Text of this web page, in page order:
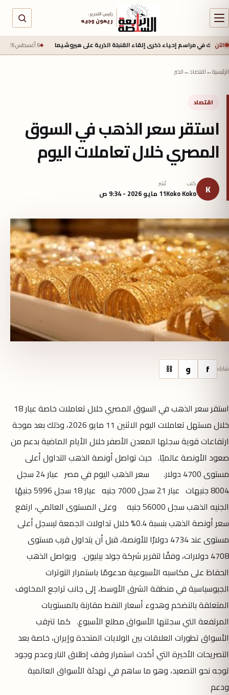
رئيس التحرير :
ريمون وجيه
الآن إحياء ذكرى إلقاء القنبلة الذرية على هيروشيما 6 أغسطس 2026 - 6:50 ص
الرئيسية←اقتصاد←الخبر
اقتصاد
استقر سعر الذهب في السوق
المصري خلال تعاملات اليوم
K كتب
Koko Koko
نُشر
11 مايو 2026 - 9:34 ص
شارك f و ⛓
استقر سعر الذهب في السوق المصري خلال تعاملات خاصة عيار 18
خلال مستهل تعاملات اليوم الاثنين 11 مايو 2026، وذلك بعد موجة
ارتفاعات قوية سجلها المعدن الأصفر خلال الأيام الماضية بدعم من
صعود الأونصة عالميًا. حيث تواصل أونصة الذهب التداول أعلى
مستوى 4700 دولار. سعر الذهب اليوم في مصر عيار 24 سجل
8004 جنيهات عيار 21 سجل 7000 جنيه عيار 18 سجل 5996 جنيهًا
الجنيه الذهب سجل 56000 جنيه وعلى المستوى العالمي، ارتفع
سعر أونصة الذهب بنسبة 0.4% خلال تداولات الجمعة ليسجل أعلى
مستوى عند 4734 دولارًا للأونصة، قبل أن يتداول قرب مستوى
4708 دولارات، وفقًا لتقرير شركة جولد بيليون. ويواصل الذهب
الحفاظ على مكاسبه الأسبوعية مدعومًا باستمرار التوترات
الجيوسياسية في منطقة الشرق الأوسط، إلى جانب تراجع المخاوف
المتعلقة بالتضخم وهدوء أسعار النفط مقارنة بالمستويات
المرتفعة التي سجلتها الأسواق مطلع الأسبوع. كما تترقب
الأسواق تطورات العلاقات بين الولايات المتحدة وإيران، خاصة بعد
التصريحات الأخيرة التي أكدت استمرار وقف إطلاق النار وعدم وجود
توجه نحو التصعيد، وهو ما ساهم في تهدئة الأسواق العالمية
ودعم